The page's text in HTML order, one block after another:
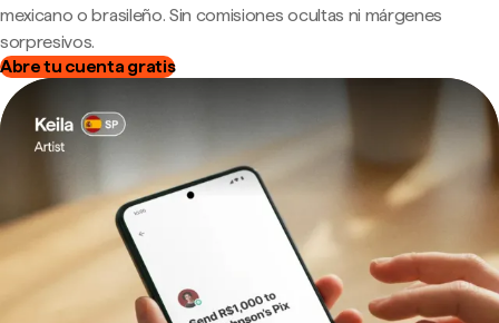
mexicano o brasileño. Sin comisiones ocultas ni márgenes
sorpresivos.
Abre tu cuenta gratis